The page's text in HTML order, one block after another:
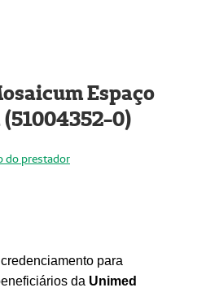
Espaço
0)
do prestador
para
da Unimed